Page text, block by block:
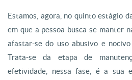
Estamos, agora, no quinto estágio
em que a pessoa busca se manter
afastar-se do uso abusivo e
Trata-se da etapa de
efetividade, nessa fase, é a sua